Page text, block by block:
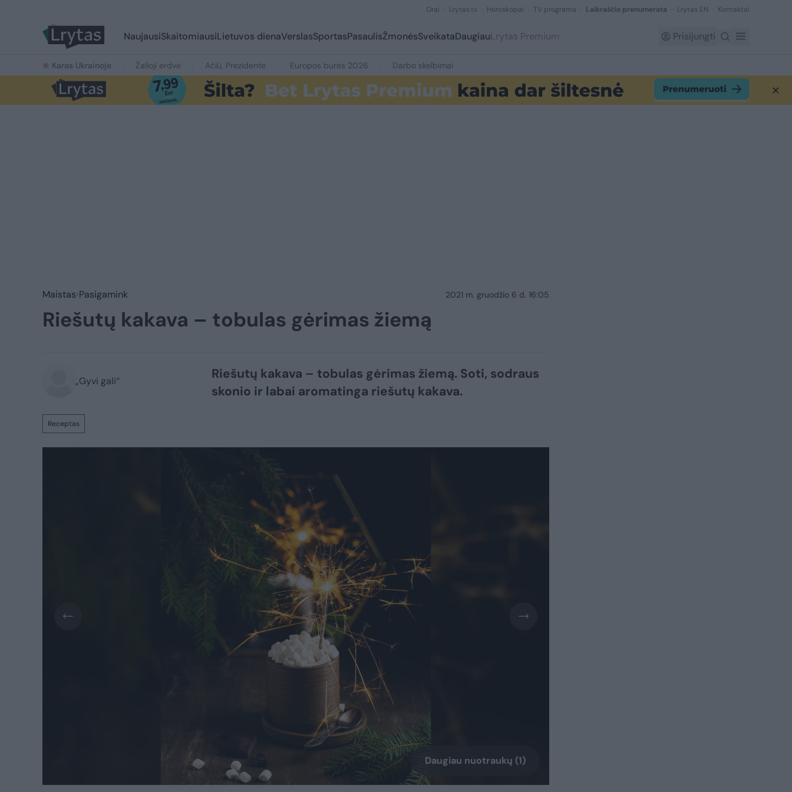
Orai Lrytas.tv Horoskopai TV programa Laikraščio prenumerata Lrytas EN Kontaktai
NaujausiSkaitomiausiLietuvos dienaVerslasSportasPasaulisŽmonėsSveikataDaugiauLrytas Premium Prisijungti
Karas Ukrainoje Žalioji erdvė Ačiū, Prezidente Europos burės 2026 Darbo skelbimai
Maistas Pasigamink 2021 m. gruodžio 6 d. 16:05
Riešutų kakava – tobulas gėrimas žiemą
„Gyvi gali“
Receptas
Riešutų kakava – tobulas gėrimas žiemą. Soti, sodraus
skonio ir labai aromatinga riešutų kakava.
Daugiau nuotraukų (1)